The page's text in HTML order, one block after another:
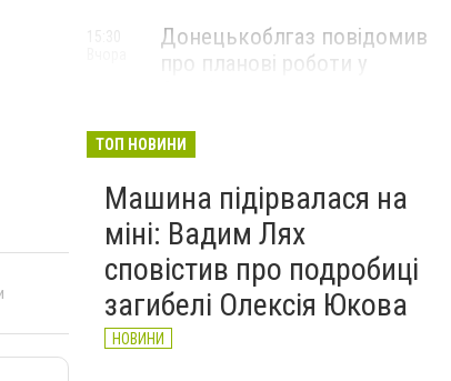
Донецькоблгаз повідомив
про планові роботи у
НОВИНИ
15:30
ТОП НОВИНИ
Машина підірвалася на
міні: Вадим Лях
сповістив про подробиці
загибелі Олексія Юкова
НОВИНИ